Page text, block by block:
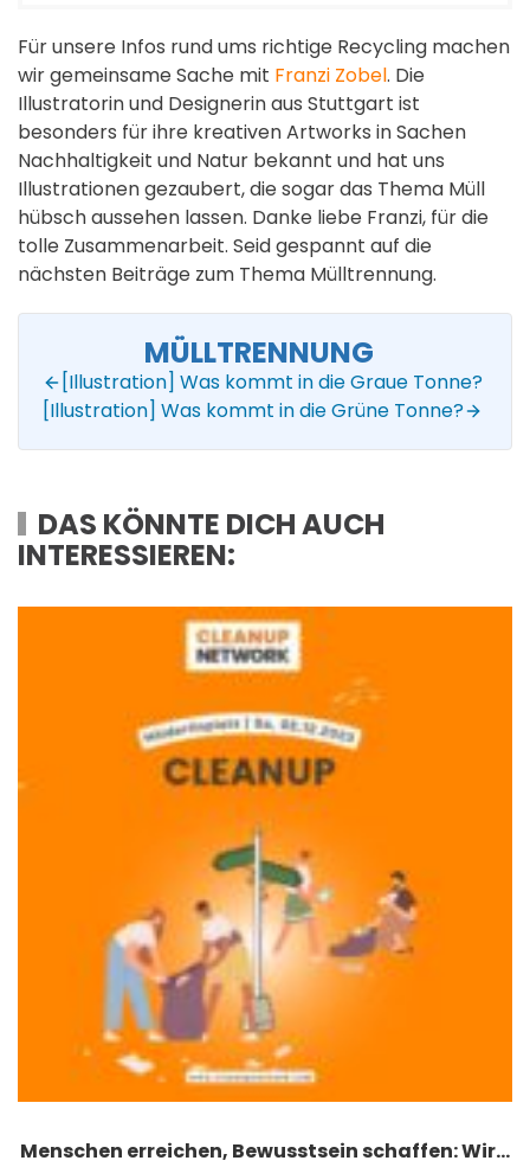
Für unsere Infos rund ums richtige Recycling machen
wir gemeinsame Sache mit Franzi Zobel. Die
Illustratorin und Designerin aus Stuttgart ist
besonders für ihre kreativen Artworks in Sachen
Nachhaltigkeit und Natur bekannt und hat uns
Illustrationen gezaubert, die sogar das Thema Müll
hübsch aussehen lassen. Danke liebe Franzi, für die
tolle Zusammenarbeit. Seid gespannt auf die
nächsten Beiträge zum Thema Mülltrennung.
MÜLLTRENNUNG
[Illustration] Was kommt in die Graue Tonne?
[Illustration] Was kommt in die Grüne Tonne?
DAS KÖNNTE DICH AUCH
INTERESSIEREN:
Menschen erreichen, Bewusstsein schaffen: Wir…